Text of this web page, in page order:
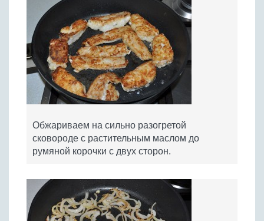
Обжариваем на сильно разогретой
сковороде с растительным маслом до
румяной корочки с двух сторон.